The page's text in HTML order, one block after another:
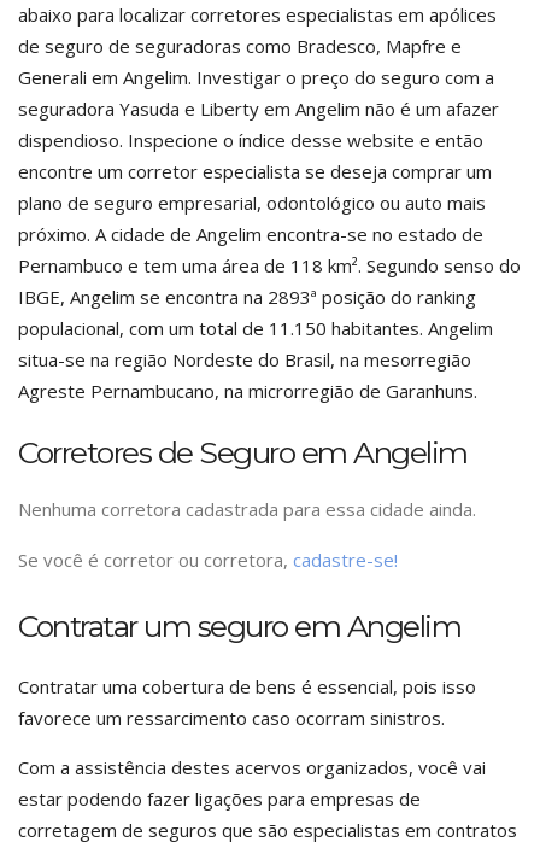
abaixo para localizar corretores especialistas em apólices
de seguro de seguradoras como Bradesco, Mapfre e
Generali em Angelim. Investigar o preço do seguro com a
seguradora Yasuda e Liberty em Angelim não é um afazer
dispendioso. Inspecione o índice desse website e então
encontre um corretor especialista se deseja comprar um
plano de seguro empresarial, odontológico ou auto mais
próximo. A cidade de Angelim encontra-se no estado de
Pernambuco e tem uma área de 118 km². Segundo senso do
IBGE, Angelim se encontra na 2893ª posição do ranking
populacional, com um total de 11.150 habitantes. Angelim
situa-se na região Nordeste do Brasil, na mesorregião
Agreste Pernambucano, na microrregião de Garanhuns.
Corretores de Seguro em Angelim
Nenhuma corretora cadastrada para essa cidade ainda.
Se você é corretor ou corretora, cadastre-se!
Contratar um seguro em Angelim
Contratar uma cobertura de bens é essencial, pois isso
favorece um ressarcimento caso ocorram sinistros.
Com a assistência destes acervos organizados, você vai
estar podendo fazer ligações para empresas de
corretagem de seguros que são especialistas em contratos